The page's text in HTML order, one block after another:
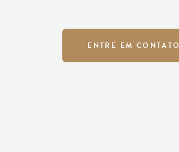
ENTRE EM CONTATO